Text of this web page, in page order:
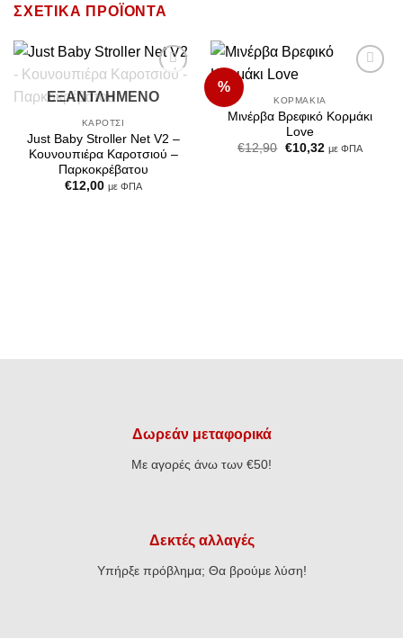
ΣΧΕΤΙΚΆ ΠΡΟΪΌΝΤΑ
Wishlist
ΕΞΑΝΤΛΗΜΈΝΟ
ΚΑΡΌΤΣΙ
Just Baby Stroller Net V2 –
Κουνουπιέρα Καροτσιού –
Παρκοκρέβατου
€12,00 με ΦΠΑ
%
ΚΟΡΜΆΚΙΑ
Μινέρβα Βρεφικό Κορμάκι
Love
€12,90 Original
€10,32Ημε ΦΠΑ
Δωρεάν μεταφορικά
Με αγορές άνω των €50!
Δεκτές αλλαγές
Υπήρξε πρόβλημα; Θα βρούμε λύση!